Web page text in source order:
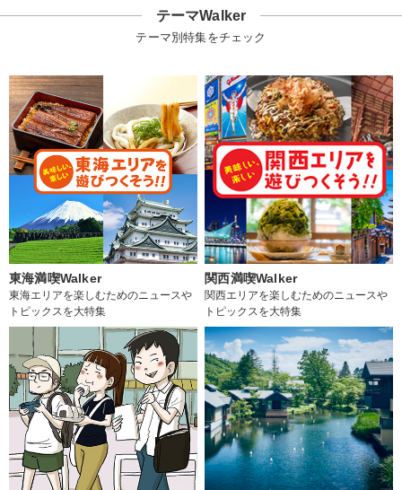
テーマWalker
テーマ別特集をチェック
東海満喫Walker
東海エリアを楽しむためのニュースや
トピックスを大特集
関西満喫Walker
関西エリアを楽しむためのニュースや
トピックスを大特集